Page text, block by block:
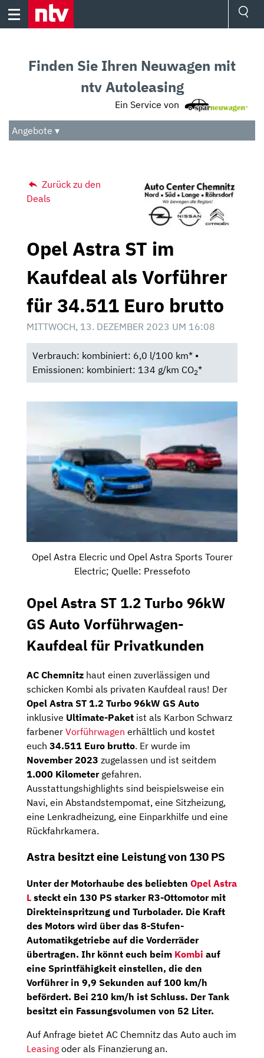
Skip
Audio
Das Beste
Finden Sie Ihren Neuwagen mit
ntv Autoleasing
Ein Service von
Angebote ▾
Zurück zu den
Deals
Opel Astra ST im
Kaufdeal als Vorführer
für 34.511 Euro brutto
MITTWOCH, 13. DEZEMBER 2023 UM 16:08
Verbrauch: kombiniert: 6,0 l/100 km* •
Emissionen: kombiniert: 134 g/km CO2*
Opel Astra Elecric und Opel Astra Sports Tourer
Electric; Quelle: Pressefoto
Opel Astra ST 1.2 Turbo 96kW
GS Auto Vorführwagen-
Kaufdeal für Privatkunden
AC Chemnitz haut einen zuverlässigen und
schicken Kombi als privaten Kaufdeal raus! Der
Opel Astra ST 1.2 Turbo 96kW GS Auto
inklusive Ultimate-Paket ist als Karbon Schwarz
farbener Vorführwagen erhältlich und kostet
euch 34.511 Euro brutto. Er wurde im
November 2023 zugelassen und ist seitdem
1.000 Kilometergefahren.
Ausstattungshighlights sind beispielsweise ein
Navi, ein Abstandstempomat, eine Sitzheizung,
eine Lenkradheizung, eine Einparkhilfe und eine
Rückfahrkamera.
Astra besitzt eine Leistung von 130 PS
Unter der Motorhaube des beliebten Opel Astra
L steckt ein 130 PS starker R3-Ottomotormit
Direkteinspritzung und Turbolader. Die Kraft
des Motors wird über das 8-Stufen-
Automatikgetriebe auf die Vorderräder
übertragen. Ihr könnt euch beim Kombi auf
eine Sprintfähigkeit einstellen, die den
Vorführer in 9,9 Sekunden auf 100 km/h
befördert. Bei 210 km/h ist Schluss. Der Tank
besitzt ein Fassungsvolumen von 52 Liter.
Auf Anfrage bietet AC Chemnitz das Auto auch im
Leasing oder als Finanzierung an.